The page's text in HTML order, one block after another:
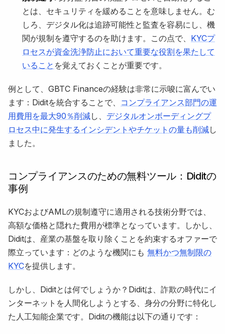
とは、セキュリティを緩めることを意味しません。む
しろ、デジタル化は追跡可能性と監査を容易にし、機
関が規制を遵守するのを助けます。この点で、 KYCプ
ロセスが資金洗浄防止において重要な役割を果たして
いること を覚えておくことが重要です。
例として、GBTC Financeの経験は非常に示唆に富んでい
ます：Diditを統合することで、 コンプライアンス部門の運
用費用を最大90％削減し、 デジタルオンボーディングプ
ロセス中に発生するインシデントやチケットの量も削減し
ました。
コンプライアンスのための無料ツール：Diditの
事例
KYCおよびAMLの規制遵守に適用される技術分野では、
高額な価格と隠れた費用が標準となっています。しかし、
Diditは、産業の基盤を取り除くことを約束するオファーで
際立っています：どのような機関にも 無料かつ無制限の
KYCを提供します。
しかし、Diditとは何でしょうか？Diditは、詐欺の時代にイ
ンターネットを人間化しようとする、身分の分野に特化し
た人工知能企業です。Diditの機能は以下の通りです：